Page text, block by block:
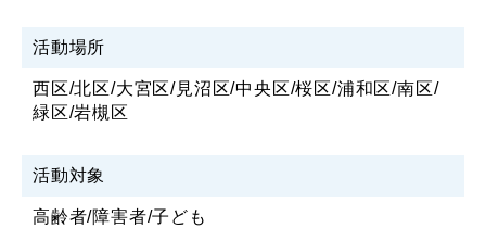
活動場所
西区/北区/大宮区/見沼区/中央区/桜区/浦和区/南区/
緑区/岩槻区
活動対象
高齢者/障害者/子ども